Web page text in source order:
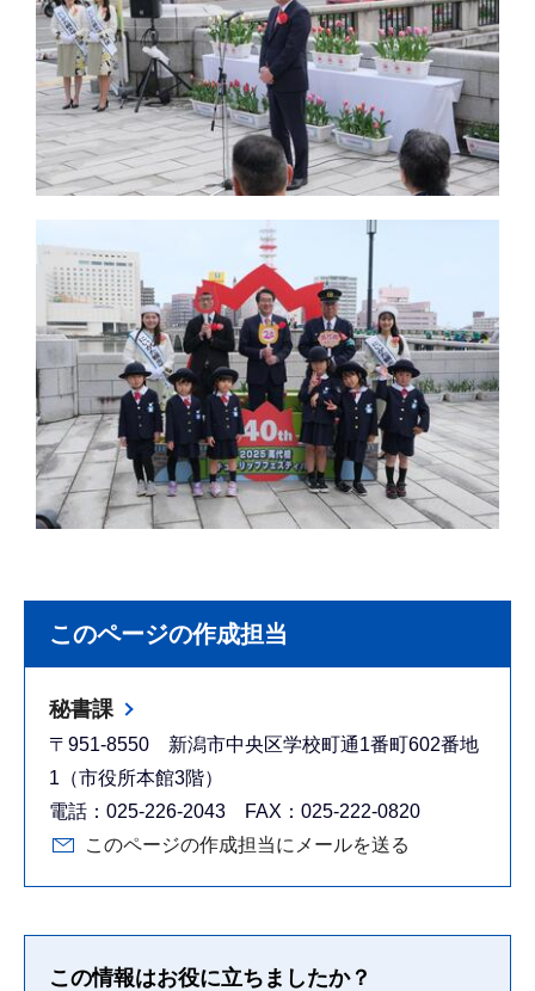
このページの作成担当
秘書課
〒951-8550 新潟市中央区学校町通1番町602番地
1（市役所本館3階）
電話：025-226-2043 FAX：025-222-0820
このページの作成担当にメールを送る
この情報はお役に立ちましたか？